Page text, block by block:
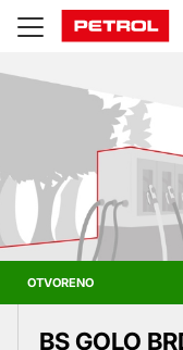
Prodajna
mesta
OTVORENO
BS GOLO